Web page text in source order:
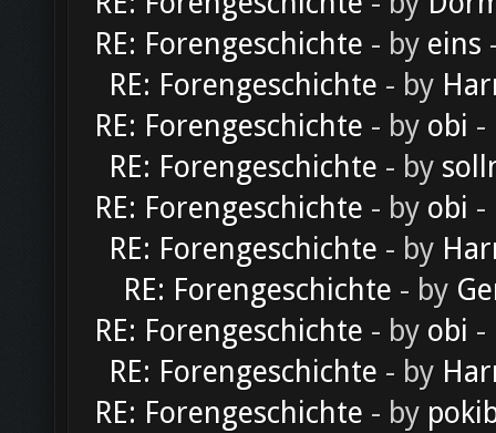
RE: Forengeschichte - by eins
RE: Forengeschichte - by
RE: Forengeschichte - by obi -
RE: Forengeschichte - by
RE: Forengeschichte - by obi -
RE: Forengeschichte - by
RE: Forengeschichte - by
RE: Forengeschichte - by obi -
RE: Forengeschichte - by
RE: Forengeschichte - by